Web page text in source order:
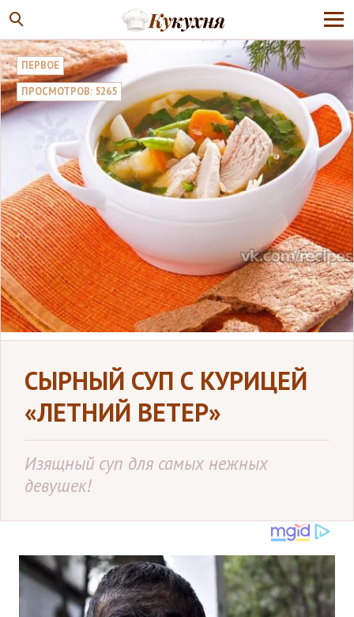
ПЕРВОЕ
ПРОСМОТРОВ: 5265
СЫРНЫЙ СУП С КУРИЦЕЙ
«ЛЕТНИЙ ВЕТЕР»
Изящный суп для самых нежных
девушек!